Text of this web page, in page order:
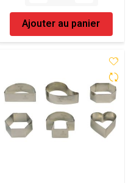
Ajouter au panier